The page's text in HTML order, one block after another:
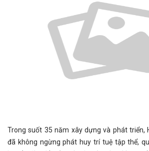
Trong suốt 35 năm xây dựng và phát triển,
đã không ngừng phát huy trí tuệ tập thể,